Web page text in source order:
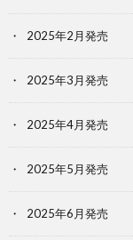
2025年2月発売
2025年3月発売
2025年4月発売
2025年5月発売
2025年6月発売